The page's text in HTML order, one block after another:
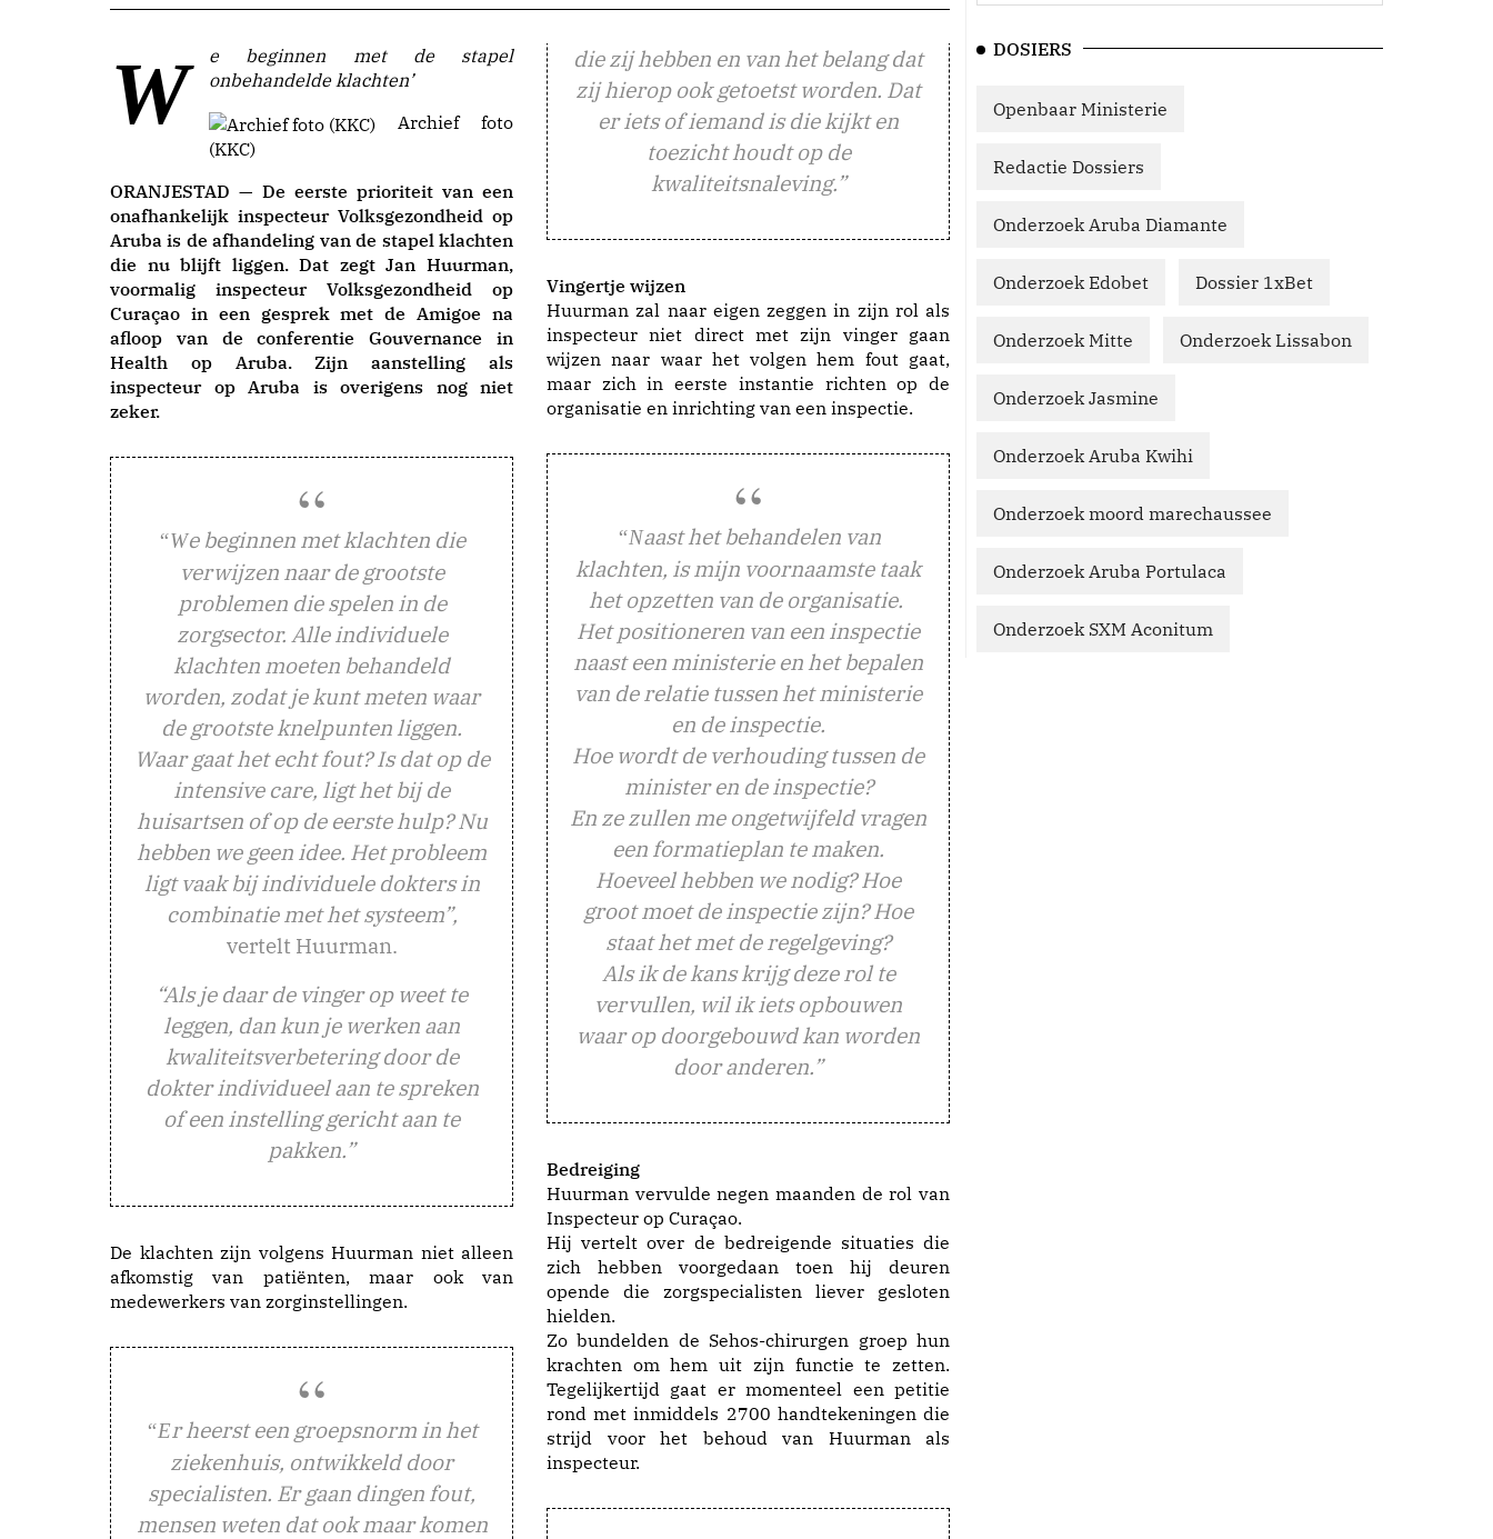
We beginnen met de stapel
onbehandelde klachten’
Archief foto
(KKC)
ORANJESTAD — De eerste prioriteit van een
onafhankelijk inspecteur Volksgezondheid op
Aruba is de afhandeling van de stapel klachten
die nu blijft liggen. Dat zegt Jan Huurman,
voormalig inspecteur Volksgezondheid op
Curaçao in een gesprek met de Amigoe na
afloop van de conferentie Gouvernance in
Health op Aruba. Zijn aanstelling als
inspecteur op Aruba is overigens nog niet
zeker.
“We beginnen met klachten die
verwijzen naar de grootste
problemen die spelen in de
zorgsector. Alle individuele
klachten moeten behandeld
worden, zodat je kunt meten waar
de grootste knelpunten liggen.
Waar gaat het echt fout? Is dat op de
intensive care, ligt het bij de
huisartsen of op de eerste hulp? Nu
hebben we geen idee. Het probleem
ligt vaak bij individuele dokters in
combinatie met het systeem”,
vertelt Huurman.
“Als je daar de vinger op weet te
leggen, dan kun je werken aan
kwaliteitsverbetering door de
dokter individueel aan te spreken
of een instelling gericht aan te
pakken.”
De klachten zijn volgens Huurman niet alleen
afkomstig van patiënten, maar ook van
medewerkers van zorginstellingen.
“Er heerst een groepsnorm in het
ziekenhuis, ontwikkeld door
specialisten. Er gaan dingen fout,
mensen weten dat ook maar komen
die zij hebben en van het belang dat
zij hierop ook getoetst worden. Dat
er iets of iemand is die kijkt en
toezicht houdt op de
kwaliteitsnaleving.”
Vingertje wijzen
Huurman zal naar eigen zeggen in zijn rol als
inspecteur niet direct met zijn vinger gaan
wijzen naar waar het volgen hem fout gaat,
maar zich in eerste instantie richten op de
organisatie en inrichting van een inspectie.
“Naast het behandelen van
klachten, is mijn voornaamste taak
het opzetten van de organisatie.
Het positioneren van een inspectie
naast een ministerie en het bepalen
van de relatie tussen het ministerie
en de inspectie.
Hoe wordt de verhouding tussen de
minister en de inspectie?
En ze zullen me ongetwijfeld vragen
een formatieplan te maken.
Hoeveel hebben we nodig? Hoe
groot moet de inspectie zijn? Hoe
staat het met de regelgeving?
Als ik de kans krijg deze rol te
vervullen, wil ik iets opbouwen
waar op doorgebouwd kan worden
door anderen.”
Bedreiging
Huurman vervulde negen maanden de rol van
Inspecteur op Curaçao.
Hij vertelt over de bedreigende situaties die
zich hebben voorgedaan toen hij deuren
opende die zorgspecialisten liever gesloten
hielden.
Zo bundelden de Sehos-chirurgen groep hun
krachten om hem uit zijn functie te zetten.
Tegelijkertijd gaat er momenteel een petitie
rond met inmiddels 2700 handtekeningen die
strijd voor het behoud van Huurman als
inspecteur.
DOSIERS
Openbaar Ministerie
Redactie Dossiers
Onderzoek Aruba Diamante
Onderzoek Edobet Dossier 1xBet
Onderzoek Mitte Onderzoek Lissabon
Onderzoek Jasmine
Onderzoek Aruba Kwihi
Onderzoek moord marechaussee
Onderzoek Aruba Portulaca
Onderzoek SXM Aconitum